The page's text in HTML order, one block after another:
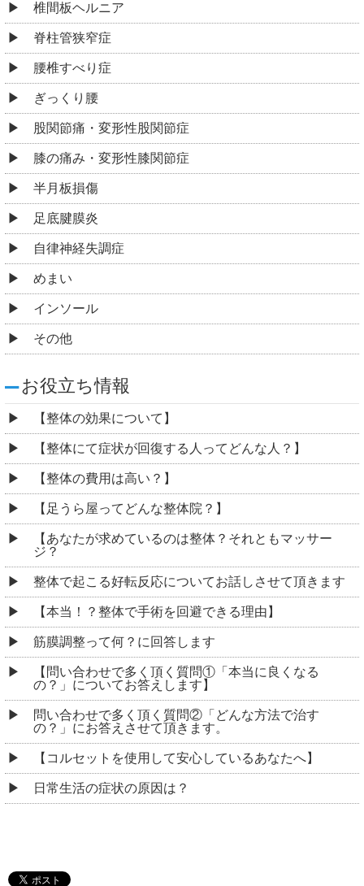
椎間板ヘルニア
脊柱管狭窄症
腰椎すべり症
ぎっくり腰
股関節痛・変形性股関節症
膝の痛み・変形性膝関節症
半月板損傷
足底腱膜炎
自律神経失調症
めまい
インソール
その他
お役立ち情報
【整体の効果について】
【整体にて症状が回復する人ってどんな人？】
【整体の費用は高い？】
【足うら屋ってどんな整体院？】
【あなたが求めているのは整体？それともマッサー
ジ？
整体で起こる好転反応についてお話しさせて頂きます
【本当！？整体で手術を回避できる理由】
筋膜調整って何？に回答します
【問い合わせで多く頂く質問①「本当に良くなる
の？」についてお答えします】
問い合わせで多く頂く質問②「どんな方法で治す
の？」にお答えさせて頂きます。
【コルセットを使用して安心しているあなたへ】
日常生活の症状の原因は？